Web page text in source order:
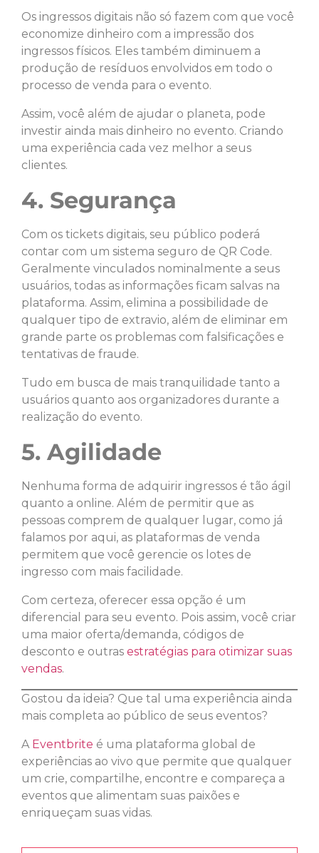
Os ingressos digitais não só fazem com que você
economize dinheiro com a impressão dos
ingressos físicos. Eles também diminuem a
produção de resíduos envolvidos em todo o
processo de venda para o evento.
Assim, você além de ajudar o planeta, pode
investir ainda mais dinheiro no evento. Criando
uma experiência cada vez melhor a seus
clientes.
4. Segurança
Com os tickets digitais, seu público poderá
contar com um sistema seguro de QR Code.
Geralmente vinculados nominalmente a seus
usuários, todas as informações ficam salvas na
plataforma. Assim, elimina a possibilidade de
qualquer tipo de extravio, além de eliminar em
grande parte os problemas com falsificações e
tentativas de fraude.
Tudo em busca de mais tranquilidade tanto a
usuários quanto aos organizadores durante a
realização do evento.
5. Agilidade
Nenhuma forma de adquirir ingressos é tão ágil
quanto a online. Além de permitir que as
pessoas comprem de qualquer lugar, como já
falamos por aqui, as plataformas de venda
permitem que você gerencie os lotes de
ingresso com mais facilidade.
Com certeza, oferecer essa opção é um
diferencial para seu evento. Pois assim, você criar
uma maior oferta/demanda, códigos de
desconto e outras estratégias para otimizar suas
vendas.
Gostou da ideia? Que tal uma experiência ainda
mais completa ao público de seus eventos?
A Eventbrite é uma plataforma global de
experiências ao vivo que permite que qualquer
um crie, compartilhe, encontre e compareça a
eventos que alimentam suas paixões e
enriqueçam suas vidas.